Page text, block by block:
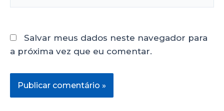
Salvar meus dados neste navegador para
a próxima vez que eu comentar.